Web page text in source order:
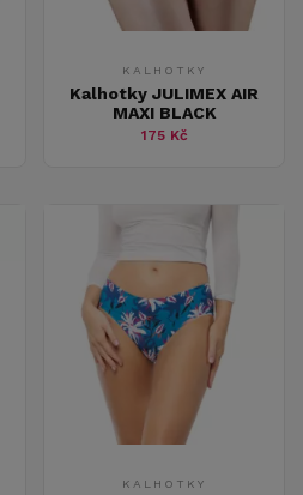
KALHOTKY
Kalhotky JULIMEX AIR
MAXI BLACK
175 Kč
KALHOTKY